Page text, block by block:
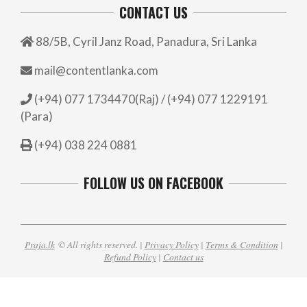
CONTACT US
88/5B, Cyril Janz Road, Panadura, Sri Lanka
mail@contentlanka.com
(+94) 077 1734470(Raj) / (+94) 077 1229191
(Para)
(+94) 038 224 0881
FOLLOW US ON FACEBOOK
Praja.lk© All rights reserved. | Privacy Policy| Terms & Condition |
Refund Policy| Contact us